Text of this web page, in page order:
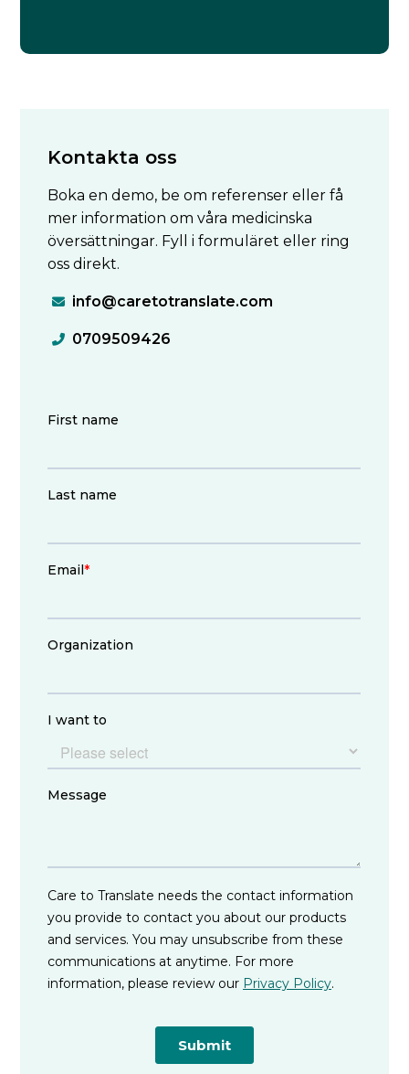
Kontakta oss
Boka en demo, be om referenser eller få
mer information om våra medicinska
översättningar. Fyll i formuläret eller ring
oss direkt.
 info@caretotranslate.com
 0709509426